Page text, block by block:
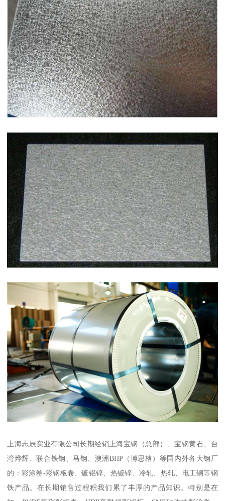
上海志辰实业有限公司长期经销上海宝钢（总部）、宝钢黄石、台
湾烨辉、联合铁钢、马钢、澳洲BHP（博思格）等国内外各大钢厂
的：彩涂卷-彩钢板卷、镀铝锌、热镀锌、冷轧、热轧、电工钢等钢
铁产品。在长期销售过程积我们累了丰厚的产品知识。特别是在